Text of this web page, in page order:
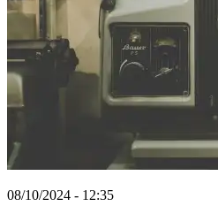
08/10/2024 - 12:35